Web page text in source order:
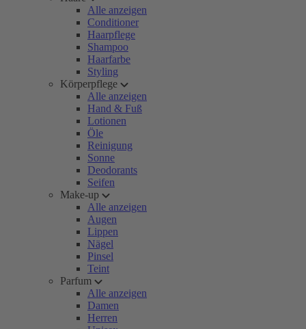
Alle anzeigen
Conditioner
Haarpflege
Shampoo
Haarfarbe
Styling
Körperpflege
Alle anzeigen
Hand & Fuß
Lotionen
Öle
Reinigung
Sonne
Deodorants
Seifen
Make-up
Alle anzeigen
Augen
Lippen
Nägel
Pinsel
Teint
Parfum
Alle anzeigen
Damen
Herren